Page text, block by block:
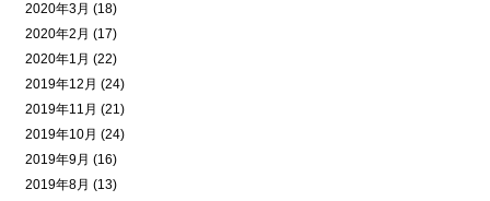
2020年3月 (18)
2020年2月 (17)
2020年1月 (22)
2019年12月 (24)
2019年11月 (21)
2019年10月 (24)
2019年9月 (16)
2019年8月 (13)